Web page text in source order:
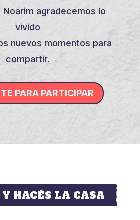
Noarim agradecemos lo
vivido
nuevos momentos para
compartir.
PARA PARTICIPAR
Y HACÉS LA CASA